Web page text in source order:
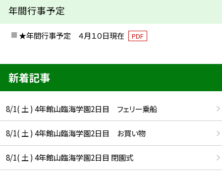
年間行事予定
★年間行事予定 ４月１０日現在 PDF
新着記事
8/1( 土 ) 4年館山臨海学園2日目 フェリー乗船
8/1( 土 ) 4年館山臨海学園2日目 お買い物
8/1( 土 ) 4年館山臨海学園2日目 閉園式